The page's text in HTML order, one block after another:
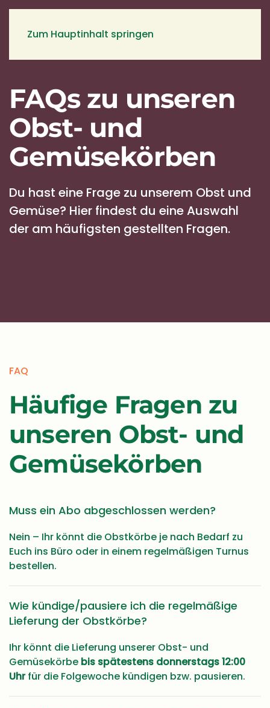
Zum Hauptinhalt springen
FAQs zu unseren
Obst- und
Gemüse­körben
Du hast eine Frage zu unserem Obst und
Gemüse? Hier findest du eine Auswahl
der am häufigsten gestellten Fragen.
FAQ
Häufige Fragen zu
unseren Obst- und
Gemüsekörben
Muss ein Abo abgeschlossen werden?
Nein – Ihr könnt die Obstkörbe je nach Bedarf zu
Euch ins Büro oder in einem regelmäßigen Turnus
bestellen.
Wie kündige/pausiere ich die regelmäßige
Lieferung der Obstkörbe?
Ihr könnt die Lieferung unserer Obst- und
Gemüsekörbe bis spätestens donnerstags 12:00
Uhrfür die Folgewoche kündigen bzw. pausieren.